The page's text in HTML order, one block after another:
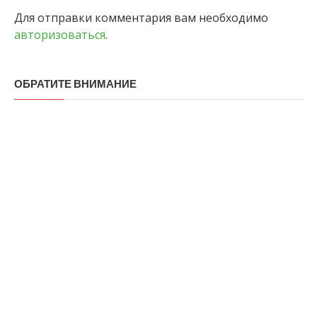
Для отправки комментария вам необходимо
авторизоваться.
ОБРАТИТЕ ВНИМАНИЕ